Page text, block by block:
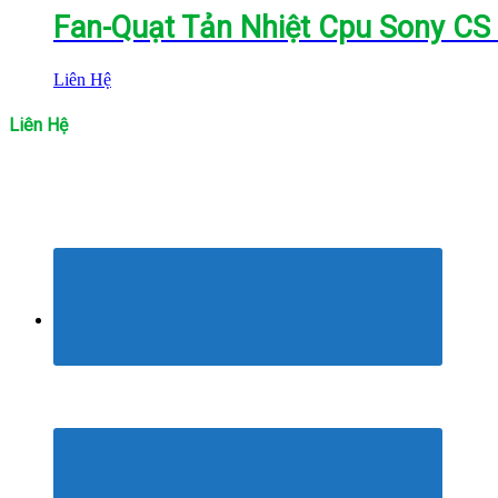
Fan-Quạt Tản Nhiệt Cpu Sony CS
Liên Hệ
Liên Hệ